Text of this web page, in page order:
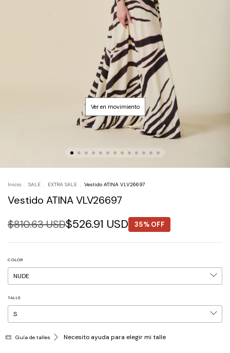
Inicio . SALE . EXTRA SALE . Vestido ATINA VLV26697
Vestido ATINA VLV26697
$810.63 USD$526.91 USD 35% OFF
COLOR
TALLE
Guía de talles Necesito ayuda para elegir mi talle